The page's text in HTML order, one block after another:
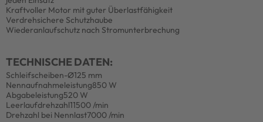
Kraftvoller Motor mit guter Überlastfähigkeit
Verdrehsichere Schutzhaube
Wiederanlaufschutz nach Stromunterbrechung
TECHNISCHE DATEN:
Schleifscheiben-Ø125 mm
Nennaufnahmeleistung850 W
Abgabeleistung520 W
Leerlaufdrehzahl11500 /min
Drehzahl bei Nennlast7000 /min